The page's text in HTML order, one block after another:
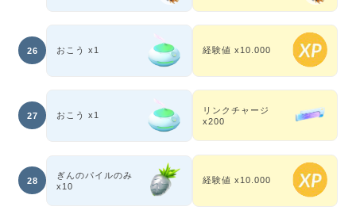
26 おこう x1 経験値 x10.000
27 おこう x1
リンクチャージ
x200
28
ぎんのパイルのみ
x10
経験値 x10.000